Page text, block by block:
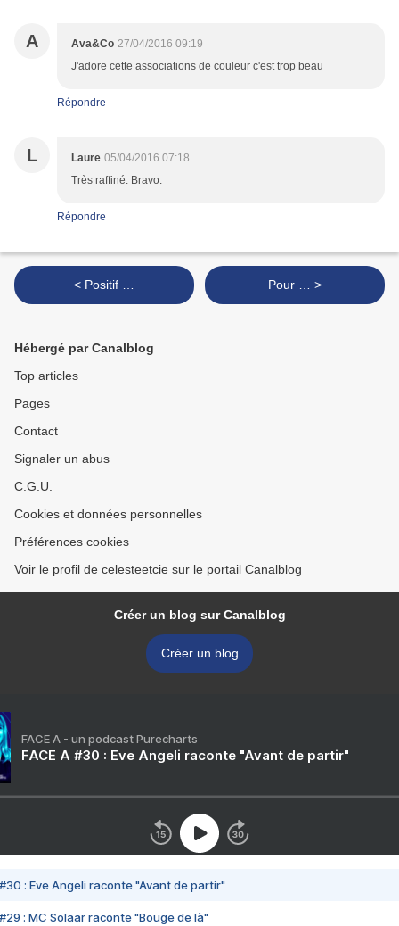
A Ava&Co 27/04/2016 09:19
J'adore cette associations de couleur c'est trop beau
Répondre
L Laure 05/04/2016 07:18
Très raffiné. Bravo.
Répondre
< Positif … Pour … >
Hébergé par Canalblog
Top articles
Pages
Contact
Signaler un abus
C.G.U.
Cookies et données personnelles
Préférences cookies
Voir le profil de celesteetcie sur le portail Canalblog
Créer un blog sur Canalblog
Créer un blog
FACE A - un podcast Purecharts
FACE A #30 : Eve Angeli raconte "Avant de partir"
#30 : Eve Angeli raconte "Avant de partir"
#29 : MC Solaar raconte "Bouge de là"